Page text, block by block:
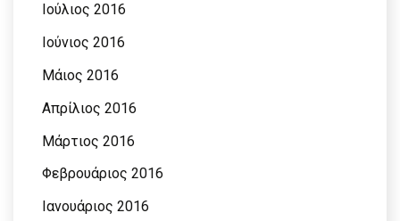
Ιούλιος 2016
Ιούνιος 2016
Μάιος 2016
Απρίλιος 2016
Μάρτιος 2016
Φεβρουάριος 2016
Ιανουάριος 2016